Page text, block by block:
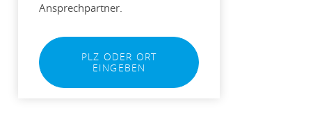
Ansprechpartner.
PLZ ODER ORT
EINGEBEN